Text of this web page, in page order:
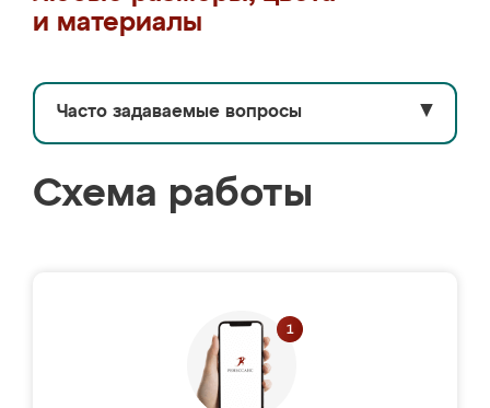
и материалы
Часто задаваемые вопросы ▼
Схема работы